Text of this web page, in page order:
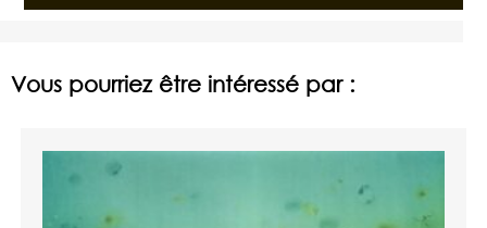
Vous pourriez être intéressé par :